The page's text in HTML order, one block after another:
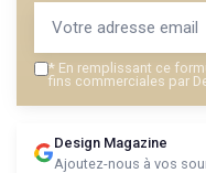
* En remplissant ce
fins commerciales par
Design Magazine
Ajoutez-nous à vos